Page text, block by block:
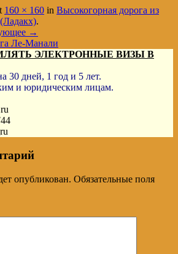
160 × 160 in Высокогорная дорога из
.
→
ЭЛЕКТРОННЫЕ ВИЗЫ В
30 дней, 1 год и 5 лет.
и юридическим лицам.
опубликован. Обязательные поля